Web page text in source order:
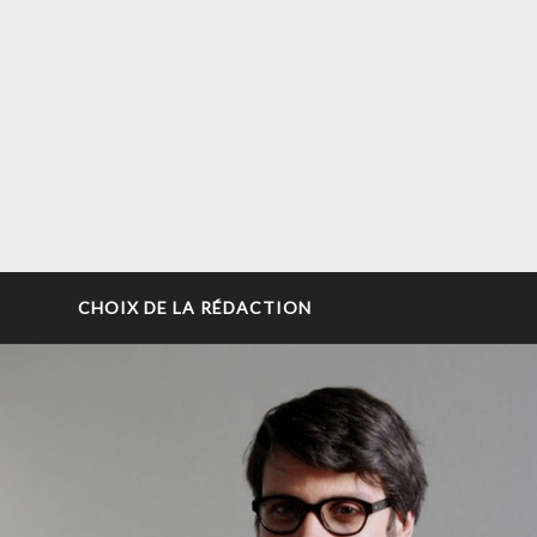
CHOIX DE LA RÉDACTION